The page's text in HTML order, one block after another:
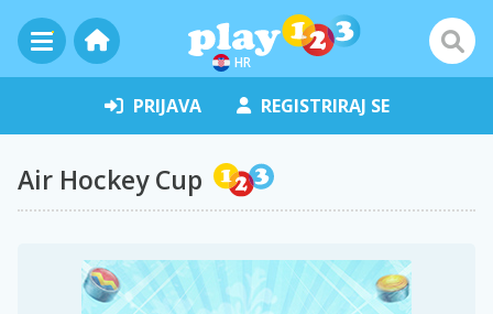
HR
PRIJAVA REGISTRIRAJ SE
Air Hockey Cup